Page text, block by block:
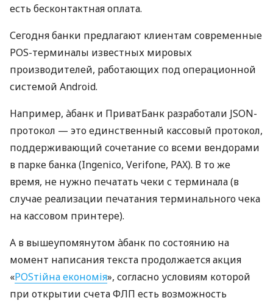
есть бесконтактная оплата.
Сегодня банки предлагают клиентам современные
POS-терминалы известных мировых
производителей, работающих под операционной
системой Android.
Например, àбанк и ПриватБанк разработали JSON-
протокол — это единственный кассовый протокол,
поддерживающий сочетание со всеми вендорами
в парке банка (Ingenico, Verifone, PAX). В то же
время, не нужно печатать чеки с терминала (в
случае реализации печатания терминального чека
на кассовом принтере).
А в вышеупомянутом àбанк по состоянию на
момент написания текста продолжается акция
«POSтійна економія», согласно условиям которой
при открытии счета ФЛП есть возможность